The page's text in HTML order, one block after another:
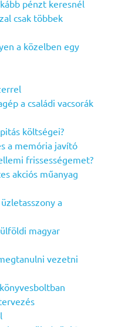
pénzt keresnél
csak többek
a közelben egy
a családi vacsorák
költségei?
a memória javító
frissességemet?
akciós műanyag
a
magyar
vezetni